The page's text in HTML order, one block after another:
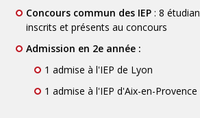
Concours commun des IEP : 8
inscrits et présents au concours
Admission en 2e année :
1 admise à l'IEP de Lyon
1 admise à l'IEP d'Aix-en-Provence